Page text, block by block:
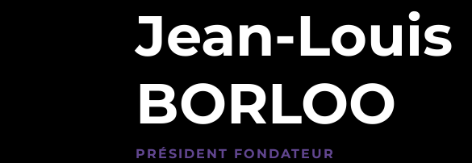
Jean-Louis
BORLOO
PRÉSIDENT FONDATEUR